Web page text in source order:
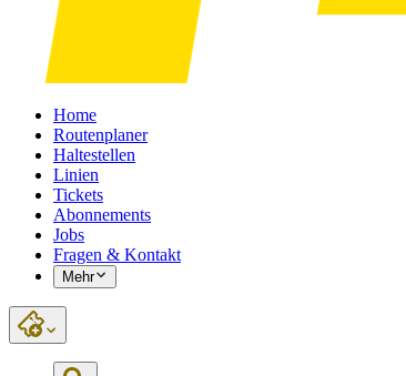
Home
Routenplaner
Haltestellen
Linien
Tickets
Abonnements
Jobs
Fragen & Kontakt
Mehr